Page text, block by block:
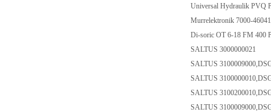
Universal Hydraulik PVQ
Murrelektronik 7000-
Di-soric OT 6-18 FM 400
SALTUS 3000000021
SALTUS
SALTUS
SALTUS
SALTUS